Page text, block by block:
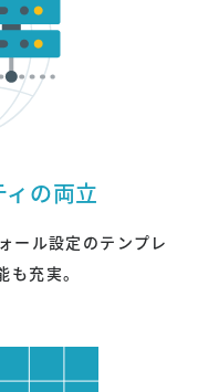
の両立
ール設定のテンプレ
充実。